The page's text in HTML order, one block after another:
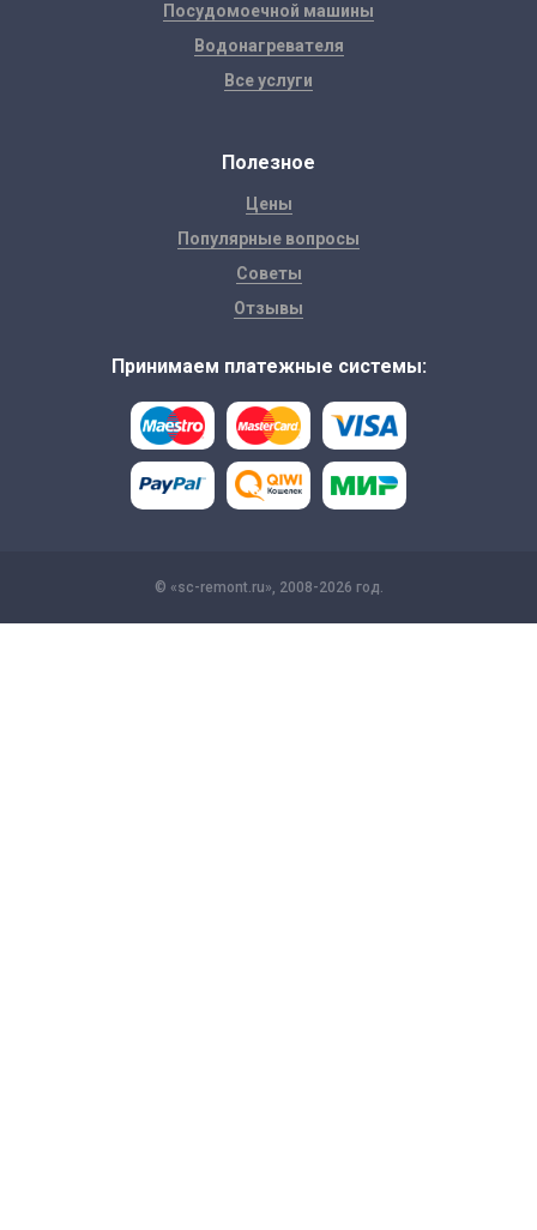
Посудомоечной машины
Водонагревателя
Все услуги
Полезное
Цены
Популярные вопросы
Советы
Отзывы
Принимаем платежные системы:
© «sc-remont.ru», 2008-2026 год.